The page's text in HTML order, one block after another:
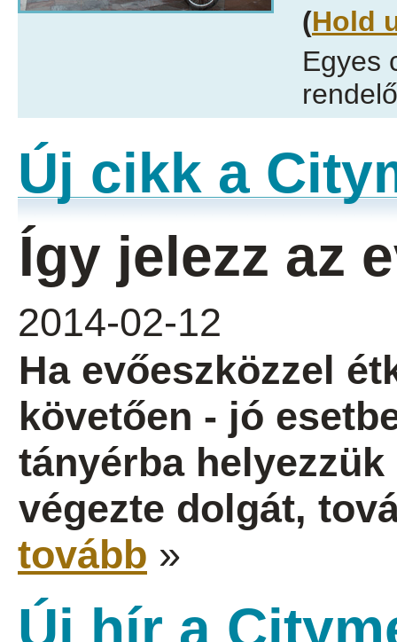
(Hold
Egyes
Új cikk a
Így jelezz az
2014-02-12
Ha evőeszközzel
követően - jó
tányérba
végezte dolgát,
tovább »
Új hír a